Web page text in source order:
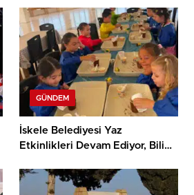
GÜNDEM
İskele Belediyesi Yaz
Etkinlikleri Devam Ediyor, Bilim
Çocuklar Öne Çıktı